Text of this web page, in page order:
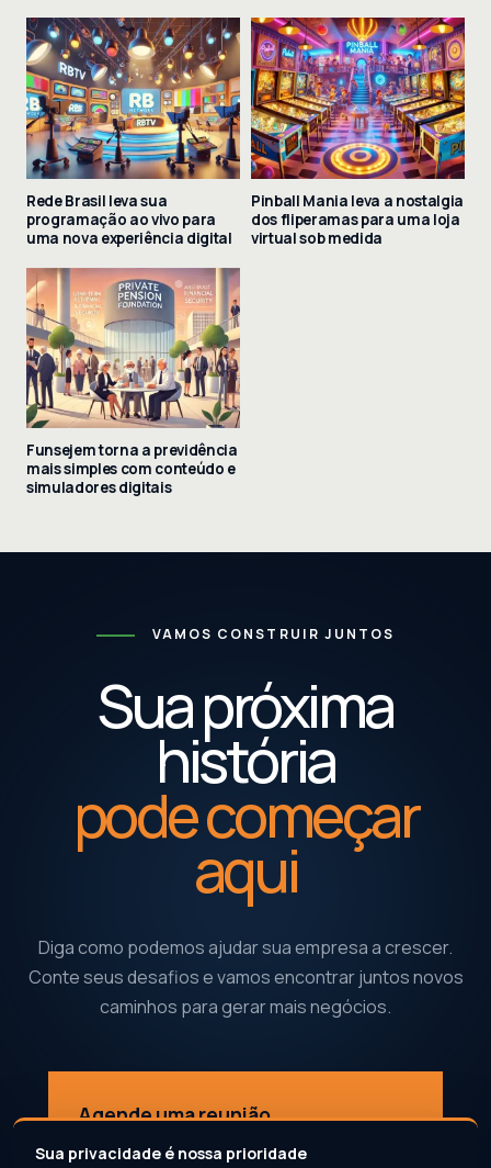
Sua privacidade é nossa prioridade
Rede Brasil leva sua
programação ao vivo para
uma nova experiência digital
Pinball Mania leva a nostalgia
dos fliperamas para uma loja
virtual sob medida
Funsejem torna a previdência
mais simples com conteúdo e
simuladores digitais
VAMOS CONSTRUIR JUNTOS
Sua próxima
história
pode começar
aqui
Diga como podemos ajudar sua empresa a crescer.
Conte seus desafios e vamos encontrar juntos novos
caminhos para gerar mais negócios.
Agende uma reunião ↗